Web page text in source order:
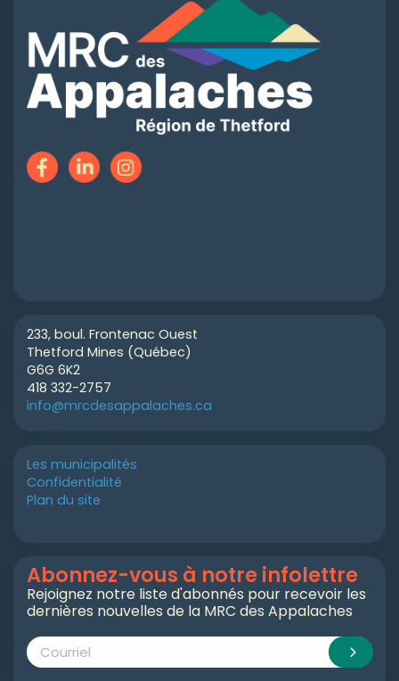
233, boul. Frontenac Ouest
Thetford Mines (Québec)
G6G 6K2
418 332-2757
info@mrcdesappalaches.ca
Les municipalités
Confidentialité
Plan du site
Abonnez-vous à notre infolettre
Rejoignez notre liste d'abonnés pour recevoir les
dernières nouvelles de la MRC des Appalaches